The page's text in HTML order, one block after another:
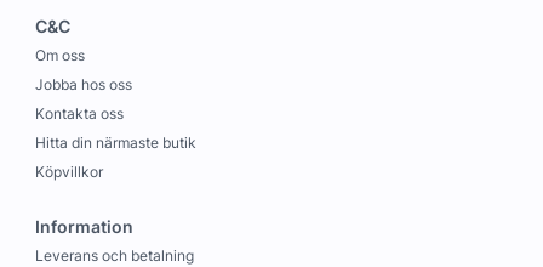
C&C
Om oss
Jobba hos oss
Kontakta oss
Hitta din närmaste butik
Köpvillkor
Information
Leverans och betalning